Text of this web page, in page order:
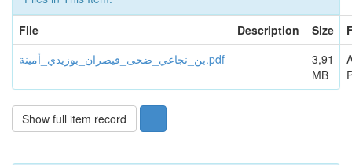
File
Description Size
بن_نجاعي_ضحى_قيصران_بوزيدي_أمينة.pdf
3,91
MB
Show full item record